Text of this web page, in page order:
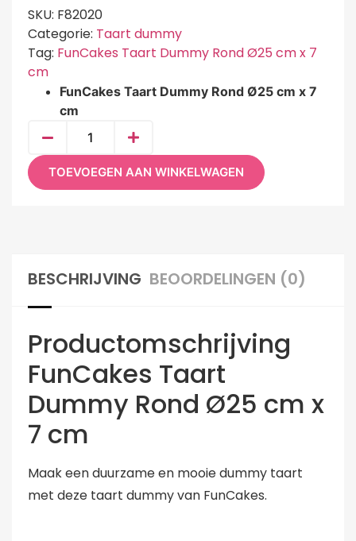
SKU: F82020
Categorie: Taart dummy
Tag: FunCakes Taart Dummy Rond Ø25 cm x 7
cm
FunCakes Taart Dummy Rond Ø25 cm x 7
cm
TOEVOEGEN AAN WINKELWAGEN
BESCHRIJVING BEOORDELINGEN (0)
Productomschrijving
FunCakes Taart
Dummy Rond Ø25 cm x
7 cm
Maak een duurzame en mooie dummy taart
met deze taart dummy van FunCakes.